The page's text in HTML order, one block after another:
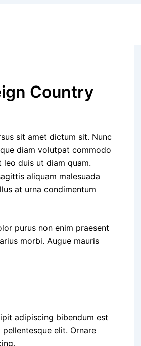
Country
sit amet dictum sit. Nunc
diam volutpat commodo
leo duis ut diam quam.
aliquam malesuada
at urna condimentum
purus non enim praesent
morbi. Augue mauris
adipiscing bibendum est
elit. Ornare